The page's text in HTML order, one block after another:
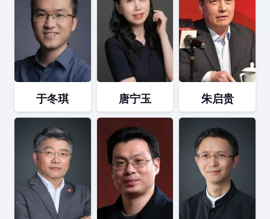
于冬琪 唐宁玉 朱启贵